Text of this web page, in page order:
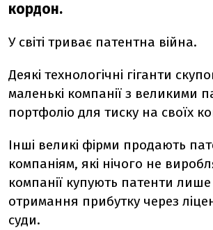
кордон.
У світі триває патентна війна.
Деякі технологічні гіганти
маленькі компанії з великими
портфоліо для тиску на своїх
Інші великі фірми продають
компаніям, які нічого не
компанії купують патенти
отримання прибутку через
суди.